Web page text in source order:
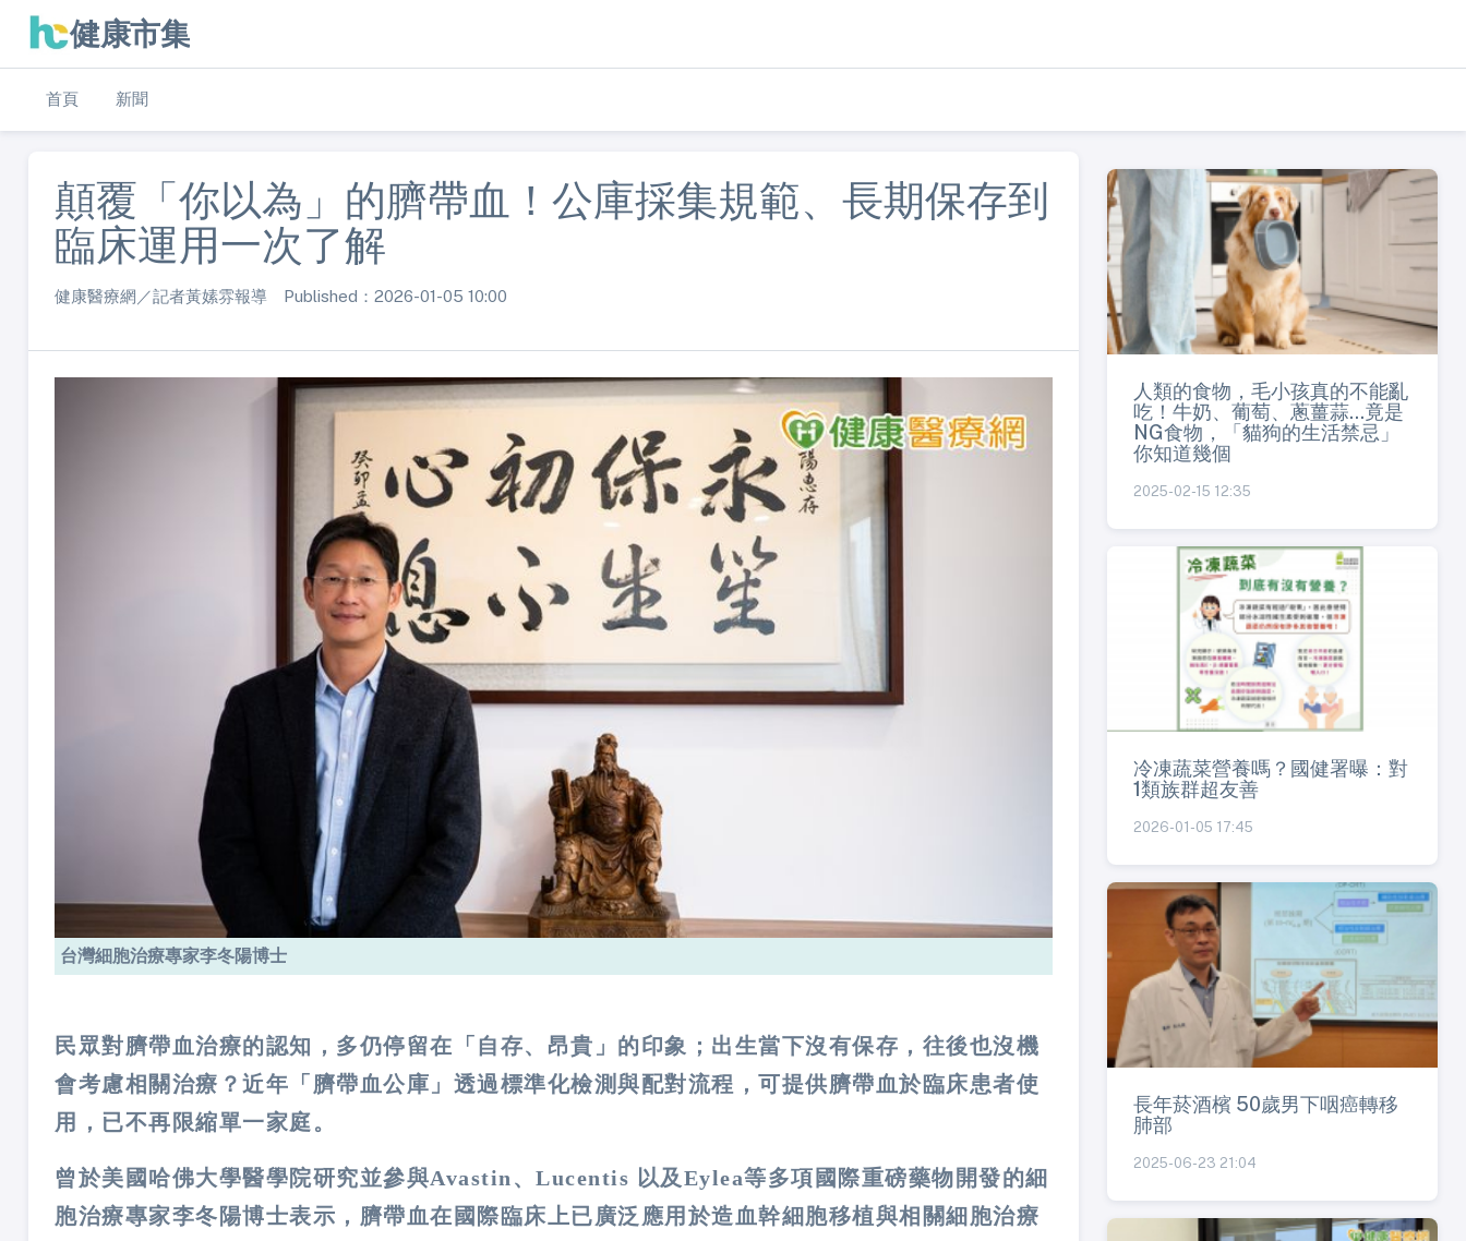
健康市集
首頁 新聞
顛覆「你以為」的臍帶血！公庫採集規範、長期保存到
臨床運用一次了解
健康醫療網／記者黃嫊雰報導 Published：2026-01-05 10:00
台灣細胞治療專家李冬陽博士
民眾對臍帶血治療的認知，多仍停留在「自存、昂貴」的印象；出生當下沒有保存，往後也沒機
會考慮相關治療？近年「臍帶血公庫」透過標準化檢測與配對流程，可提供臍帶血於臨床患者使
用，已不再限縮單一家庭。
曾於美國哈佛大學醫學院研究並參與Avastin、Lucentis 以及Eylea等多項國際重磅藥物開發的細
胞治療專家李冬陽博士表示，臍帶血在國際臨床上已廣泛應用於造血幹細胞移植與相關細胞治療
人類的食物，毛小孩真的不能亂
吃！牛奶、葡萄、蔥薑蒜...竟是
NG食物，「貓狗的生活禁忌」
你知道幾個
2025-02-15 12:35
冷凍蔬菜營養嗎？國健署曝：對
1類族群超友善
2026-01-05 17:45
長年菸酒檳 50歲男下咽癌轉移
肺部
2025-06-23 21:04